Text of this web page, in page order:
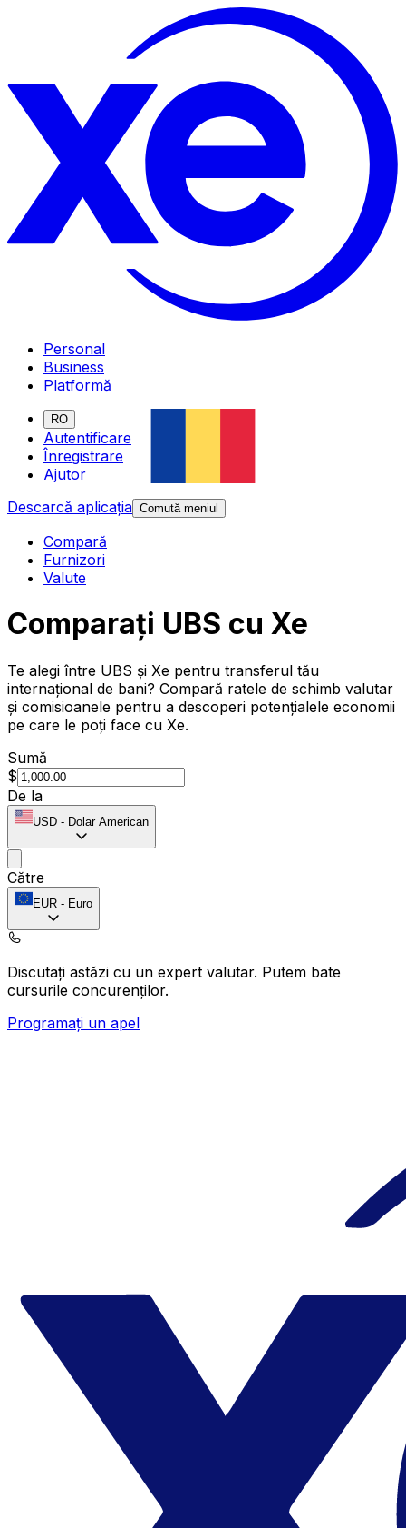
Personal
Business
Platformă
RO
Autentificare
Înregistrare
Ajutor
Descarcă aplicația Comută meniul
Compară
Furnizori
Valute
Comparați UBS cu Xe
Te alegi între UBS și Xe pentru transferul tău
internațional de bani? Compară ratele de schimb valutar
și comisioanele pentru a descoperi potențialele economii
pe care le poți face cu Xe.
Sumă
$
De la
USD - Dolar American
Către
EUR - Euro
Discutați astăzi cu un expert valutar. Putem bate
cursurile concurenților.
Programați un apel